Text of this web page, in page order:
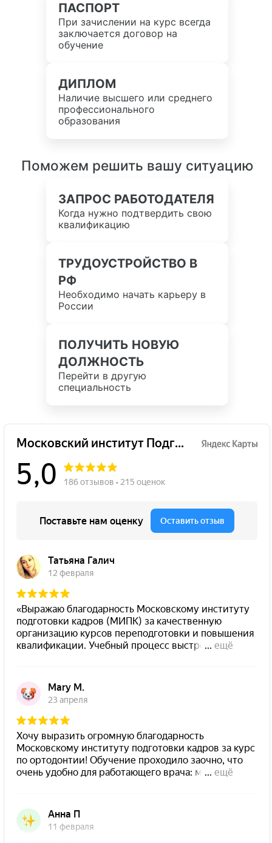
ПАСПОРТ
При зачислении на курс всегда
заключается договор на
обучение
ДИПЛОМ
Наличие высшего или среднего
профессионального
образования
Поможем решить вашу ситуацию
ЗАПРОС РАБОТОДАТЕЛЯ
Когда нужно подтвердить свою
квалификацию
ТРУДОУСТРОЙСТВО В
РФ
Необходимо начать карьеру в
России
ПОЛУЧИТЬ НОВУЮ
ДОЛЖНОСТЬ
Перейти в другую
специальность